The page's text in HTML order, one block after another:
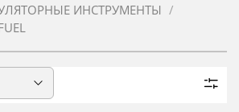
ИНСТРУМЕНТЫ